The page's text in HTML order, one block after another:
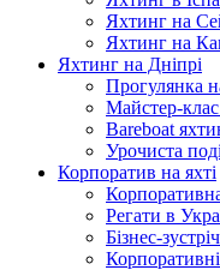
Яхтинг на
Яхтинг на
Яхтинг на Дніпрі
Прогулянка
Майстер-
Bareboat
Урочиста
Корпоратив на яхті
Регати в
Бізнес-